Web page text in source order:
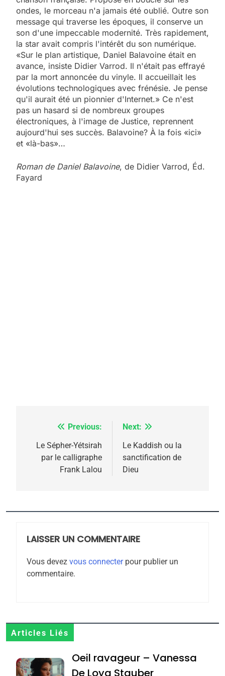
ondes, le morceau n'a jamais été oublié. Outre son
message qui traverse les époques, il conserve un
son d'une impeccable modernité. Très rapidement,
la star avait compris l'intérêt du son numérique.
«Sur le plan ­artistique, Daniel Balavoine était en
avance, insiste Didier Varrod. Il n'était pas effrayé
par la mort ­annoncée du vinyle. Il accueillait les
évolutions technologiques avec frénésie. Je pense
qu'il aurait été un pionnier d'Internet.» Ce n'est
pas un hasard si de nombreux groupes
électroniques, à l'image de Justice, reprennent
aujourd'hui ses succès. Balavoine? À la fois «ici»
et «là-bas»…
Roman de Daniel Balavoine, de Didier Varrod, Éd.
Fayard
Navigation
de
l’article
Previous:
Le Sépher-Yétsirah
par le calligraphe
Frank Lalou
Next:
Le Kaddish ou la
sanctification de
Dieu
LAISSER UN COMMENTAIRE
Vous devez vous connecterpour publier un
commentaire.
Articles Liés
Oeil ravageur – Vanessa
De Loya Stauber
2025, l’année la plus
meurtrière selon le
rapport d’ADL contre
FRANCE ISRAÉL
FIÈRE, DIGNE ET RÉSILIENTE :
MA JUDAÏTE par Thérèse
ISRAÉL JUDAISME
7
8
Tafraout, le miel de Tadla
Azilal consacrés produits
DAFINA MAROC